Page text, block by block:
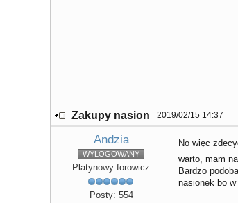
Zakupy nasion 2019/02/15 14:37
Andzia
WYLOGOWANY
Platynowy forowicz
Posty: 554
No więc
warto, mam
Bardzo
nasionek bo